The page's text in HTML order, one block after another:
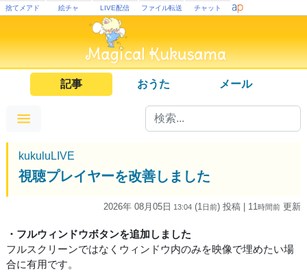
捨てメアド 絵チャ LIVE配信 ファイル転送 チャット
記事 おうた メール
kukuluLIVE
視聴プレイヤーを改善しました
2026年 08月05日 13:04 (1 日前) 投稿 | 11 時間前 更新
・フルウィンドウボタンを追加しました
フルスクリーンではなくウィンドウ内のみを映像で埋めたい場
合に有用です。